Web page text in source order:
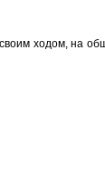
ходом, на